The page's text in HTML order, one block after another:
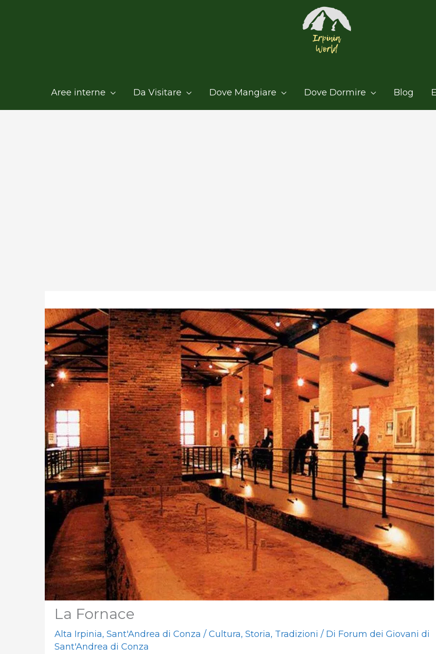
Aree interne Da Visitare Dove Mangiare Dove Dormire Blog
La Fornace
Alta Irpinia, Sant'Andrea di Conza / Cultura, Storia, Tradizioni / Di Forum dei Giovani di
Sant'Andrea di Conza